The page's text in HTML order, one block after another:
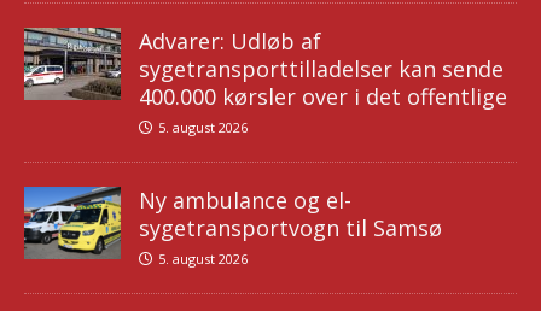
Advarer: Udløb af
sygetransporttilladelser kan sende
400.000 kørsler over i det offentlige
5. august 2026
Ny ambulance og el-
sygetransportvogn til Samsø
5. august 2026